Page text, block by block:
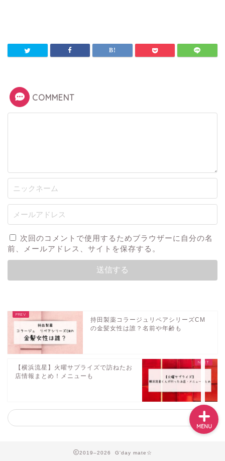
COMMENT
次回のコメントで使用するためブラウザーに自分の名
前、メールアドレス、サイトを保存する。
持田製薬コラージュリペアシリーズCM
の金髪女性は誰？名前や年齢も
【横浜流星】火曜サプライズで訪ねたお
店情報まとめ！メニューも
2019–2026 G'day mate☆
MENU
人物
イベント